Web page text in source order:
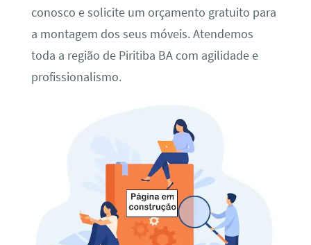
conosco e solicite um orçamento gratuito para
a montagem dos seus móveis. Atendemos
toda a região de Piritiba BA com agilidade e
profissionalismo.